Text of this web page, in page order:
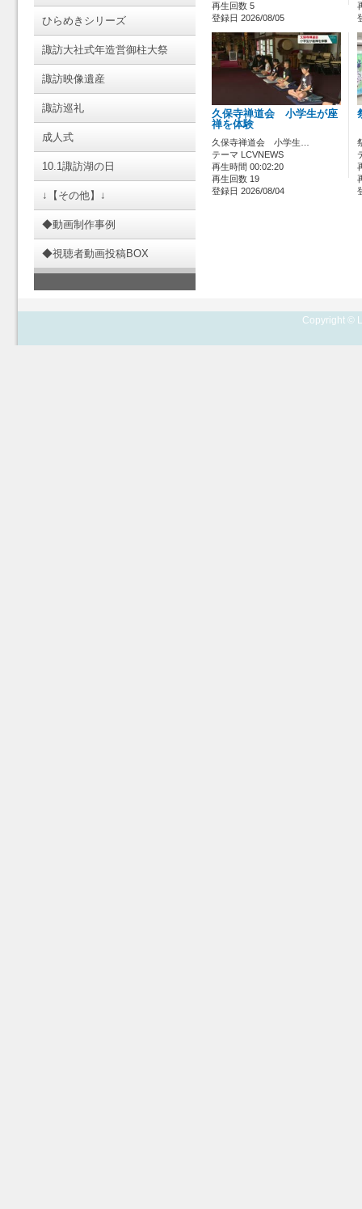
ひらめきシリーズ
諏訪大社式年造営御柱大祭
諏訪映像遺産
諏訪巡礼
成人式
10.1諏訪湖の日
↓【その他】↓
◆動画制作事例
◆視聴者動画投稿BOX
再生回数 5
登録日 2026/08/05
久保寺禅道会 小学生が座
禅を体験
久保寺禅道会 小学生…
テーマ LCVNEWS
再生時間 00:02:20
再生回数 19
登録日 2026/08/04
Copyright ©